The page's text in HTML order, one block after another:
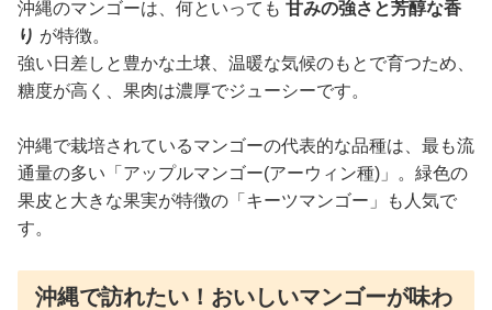
沖縄のマンゴーは、何といっても 甘みの強さと芳醇な香
り が特徴。
強い日差しと豊かな土壌、温暖な気候のもとで育つため、
糖度が高く、果肉は濃厚でジューシーです。
沖縄で栽培されているマンゴーの代表的な品種は、最も流
通量の多い「アップルマンゴー(アーウィン種)」。緑色の
果皮と大きな果実が特徴の「キーツマンゴー」も人気で
す。
沖縄で訪れたい！おいしいマンゴーが味わ